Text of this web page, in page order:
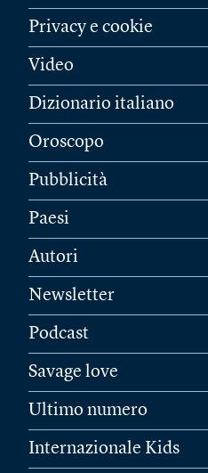
Privacy e cookie
Video
Dizionario italiano
Oroscopo
Pubblicità
Paesi
Autori
Newsletter
Podcast
Savage love
Ultimo numero
Internazionale Kids